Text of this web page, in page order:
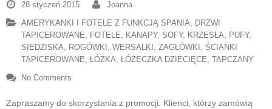
28 styczeń 2015 Joanna
AMERYKANKI I FOTELE Z FUNKCJĄ SPANIA, DRZWI
TAPICEROWANE, FOTELE, KANAPY, SOFY, KRZESŁA, PUFY,
SIEDZISKA, ROGÓWKI, WERSALKI , ZAGŁÓWKI, ŚCIANKI
TAPICEROWANE, ŁÓŻKA, ŁÓŻECZKA DZIECIĘCE, TAPCZANY
No Comments
Zapraszamy do skorzystania z promocji. Klienci, którzy zamówią